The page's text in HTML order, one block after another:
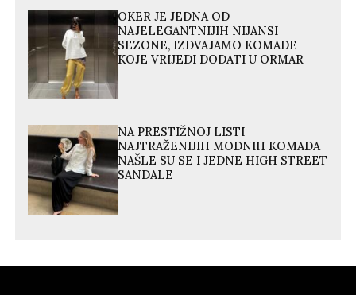
OKER JE JEDNA OD
NAJELEGANTNIJIH NIJANSI
SEZONE, IZDVAJAMO KOMADE
KOJE VRIJEDI DODATI U ORMAR
NA PRESTIŽNOJ LISTI
NAJTRAŽENIJIH MODNIH KOMADA
NAŠLE SU SE I JEDNE HIGH STREET
SANDALE